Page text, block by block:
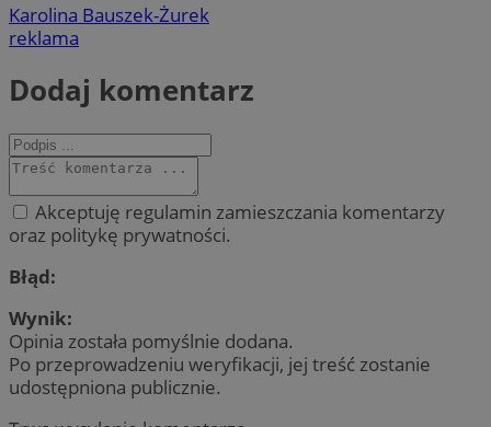
Karolina Bauszek-Żurek
reklama
Dodaj komentarz
Akceptuję regulamin zamieszczania komentarzy
oraz politykę prywatności.
Błąd:
Wynik:
Opinia została pomyślnie dodana.
Po przeprowadzeniu weryfikacji, jej treść zostanie
udostępniona publicznie.